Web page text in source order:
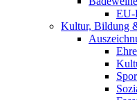
EU-
Kultur, Bildung